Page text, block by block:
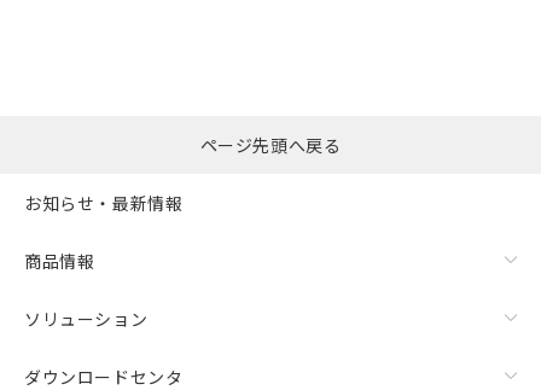
ページ先頭へ戻る
お知らせ・最新情報
商品情報
ソリューション
ダウンロードセンタ